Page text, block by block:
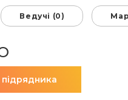
Ведучі (0)